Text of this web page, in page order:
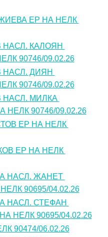
ЕР НА НЕЛК
КАЛОЯН
90746/09.02.26
НАСЛ. ДИЯН
90746/09.02.26
НАСЛ. МИЛКА
90746/09.02.26
ЕР НА НЕЛК
ЕР НА НЕЛК
НАСЛ. ЖАНЕТ
90695/04.02.26
НАСЛ. СТЕФАН
НЕЛК 90695/04.02.26
90474/06.02.26